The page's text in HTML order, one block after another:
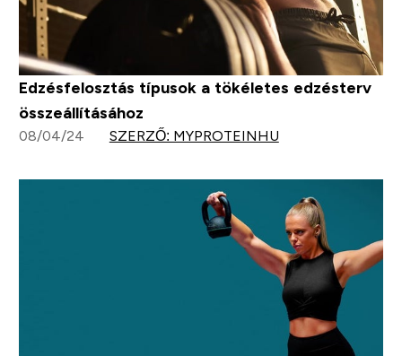
Edzésfelosztás típusok a tökéletes edzésterv
összeállításához
08/04/24 SZERZŐ: MYPROTEINHU